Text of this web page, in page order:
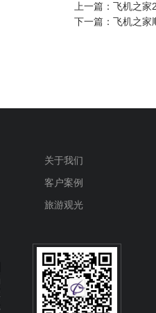
上一篇： 飞机之家
下一篇： 飞机之家
关于我们
客户案例
旅游观光